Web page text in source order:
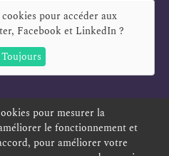
pour accéder aux
Facebook et LinkedIn?
Toujours
D'EMPLOI SIGNALEMENT
DU SITE
pour mesurer la
le fonctionnement et
pour améliorer votre